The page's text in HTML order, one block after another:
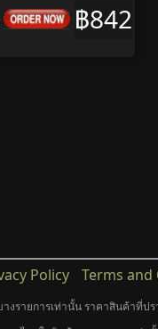
฿842
Policy Terms
งรายการเท่านั้น ราคาสินค้าที่